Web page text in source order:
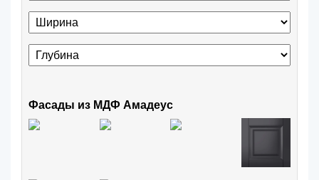
Фасады из МДФ Амадеус